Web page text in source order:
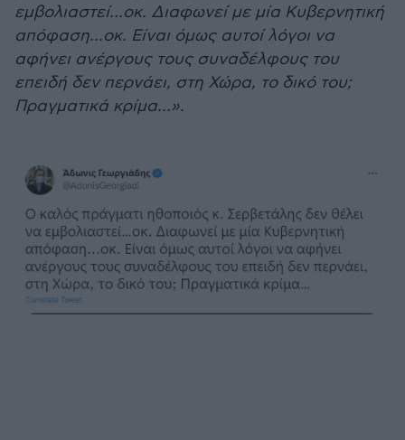
εμβολιαστεί…οκ. Διαφωνεί με μία Κυβερνητική
απόφαση...οκ. Είναι όμως αυτοί λόγοι να
αφήνει ανέργους τους συναδέλφους του
επειδή δεν περνάει, στη Χώρα, το δικό του;
Πραγματικά κρίμα…».